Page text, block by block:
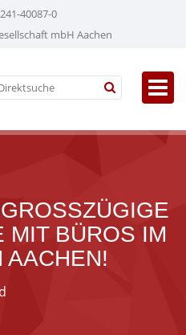
40087-0
mbH Aachen
L
BÜROS IM Z